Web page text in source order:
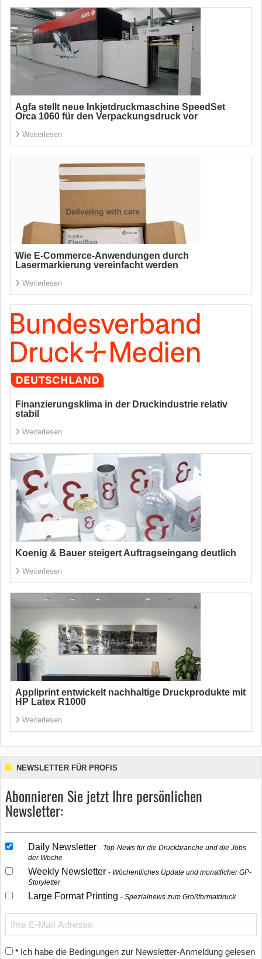
Agfa stellt neue Inkjetdruckmaschine SpeedSet
Orca 1060 für den Verpackungsdruck vor
Weiterlesen
Wie E-Commerce-Anwendungen durch
Lasermarkierung vereinfacht werden
Weiterlesen
Finanzierungsklima in der Druckindustrie relativ
stabil
Weiterlesen
Koenig & Bauer steigert Auftragseingang deutlich
Weiterlesen
Appliprint entwickelt nachhaltige Druckprodukte mit
HP Latex R1000
Weiterlesen
NEWSLETTER FÜR PROFIS
Abonnieren Sie jetzt Ihre persönlichen
Newsletter:
Daily Newsletter
Top-News für die Druckbranche und die Jobs
der Woche
Weekly Newsletter
Wöchentliches Update und monatlicher GP-
Storyletter
Large Format Printing Spezialnews zum Großformatdruck
* Ich habe die Bedingungen zur Newsletter-Anmeldung gelesen